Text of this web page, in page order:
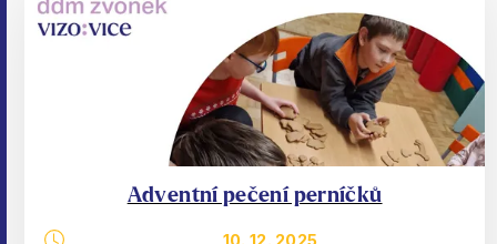
Adventní pečení perníčků
10. 12. 2025